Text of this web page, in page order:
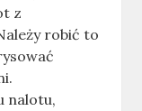
z
robić to
nalotu,